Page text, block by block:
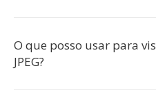
O que posso usar para
JPEG?